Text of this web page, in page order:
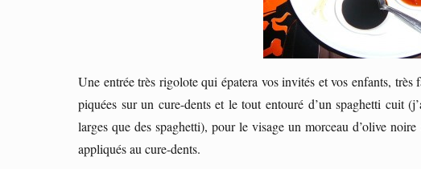
Une entrée très rigolote qui épatera vos invités et vos enfants,
piquées sur un cure-dents et le tout entouré d’un spaghetti cuit
larges que des spaghetti), pour le visage un morceau d’olive
appliqués au cure-dents.